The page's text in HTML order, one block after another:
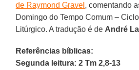
de Raymond Gravel , comentando
Domingo do Tempo Comum –
Litúrgico. A tradução é de André
Referências bíblicas:
Segunda leitura: 2 Tm 2,8-13